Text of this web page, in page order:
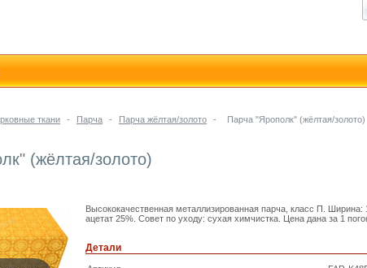
ткани - Парча - Парча жёлтая/золото - Парча "Ярополк" (жёлтая/золото)
(жёлтая/золото)
Высококачественная металлизированная парча, класс П.
ацетат 25%. Совет по уходу: сухая химчистка. Цена дана за 1
Детали